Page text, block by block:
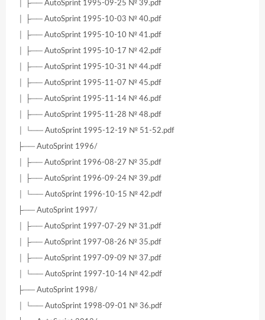
│ ├── AutoSprint 1995-09-25 № 39.pdf
│ ├── AutoSprint 1995-10-03 № 40.pdf
│ ├── AutoSprint 1995-10-10 № 41.pdf
│ ├── AutoSprint 1995-10-17 № 42.pdf
│ ├── AutoSprint 1995-10-31 № 44.pdf
│ ├── AutoSprint 1995-11-07 № 45.pdf
│ ├── AutoSprint 1995-11-14 № 46.pdf
│ ├── AutoSprint 1995-11-28 № 48.pdf
│ └── AutoSprint 1995-12-19 № 51-52.pdf
├── AutoSprint 1996/
│ ├── AutoSprint 1996-08-27 № 35.pdf
│ ├── AutoSprint 1996-09-24 № 39.pdf
│ └── AutoSprint 1996-10-15 № 42.pdf
├── AutoSprint 1997/
│ ├── AutoSprint 1997-07-29 № 31.pdf
│ ├── AutoSprint 1997-08-26 № 35.pdf
│ ├── AutoSprint 1997-09-09 № 37.pdf
│ └── AutoSprint 1997-10-14 № 42.pdf
├── AutoSprint 1998/
│ └── AutoSprint 1998-09-01 № 36.pdf